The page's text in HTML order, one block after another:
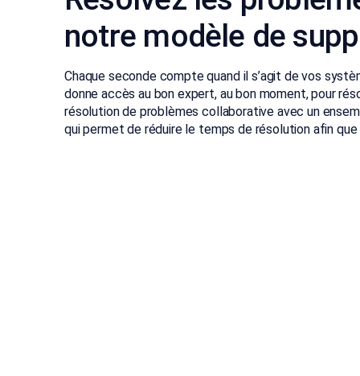
notre modèle de
Chaque seconde compte quand il s’agit de vos
donne accès au bon expert, au bon moment, pour
résolution de problèmes collaborative avec un
qui permet de réduire le temps de résolution afin